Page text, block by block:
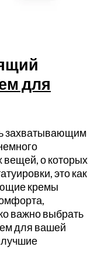
для
захватывающим
о которых
это как
кремы
важно выбрать
для вашей